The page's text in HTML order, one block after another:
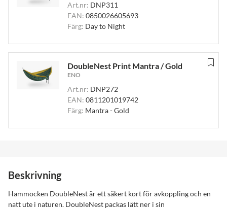
Art.nr: DNP311
EAN: 0850026605693
Färg: Day to Night
DoubleNest Print Mantra / Gold
ENO
Art.nr: DNP272
EAN: 0811201019742
Färg: Mantra - Gold
Beskrivning
Hammocken DoubleNest är ett säkert kort för avkoppling och en
natt ute i naturen. DoubleNest packas lätt ner i sin